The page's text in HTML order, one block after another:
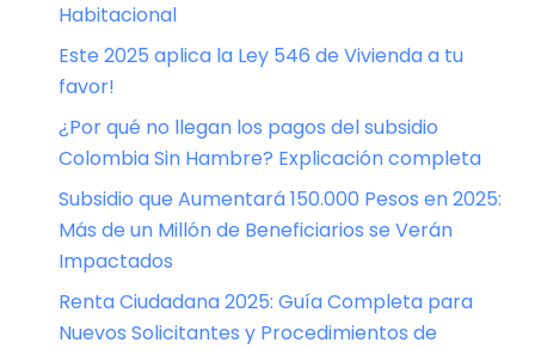
Habitacional
Este 2025 aplica la Ley 546 de Vivienda a tu
favor!
¿Por qué no llegan los pagos del subsidio
Colombia Sin Hambre? Explicación completa
Subsidio que Aumentará 150.000 Pesos en 2025:
Más de un Millón de Beneficiarios se Verán
Impactados
Renta Ciudadana 2025: Guía Completa para
Nuevos Solicitantes y Procedimientos de